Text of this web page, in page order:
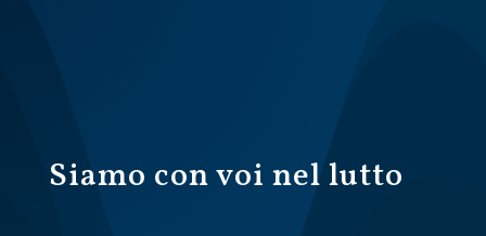
Siamo con voi nel lutto